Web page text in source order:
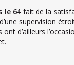
le 64 fait de la
supervision
d’ailleurs